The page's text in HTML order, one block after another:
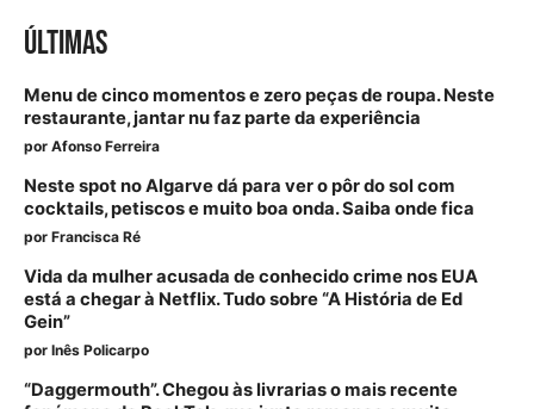
ÚLTIMAS
Menu de cinco momentos e zero peças de roupa. Neste
restaurante, jantar nu faz parte da experiência
por Afonso Ferreira
Neste spot no Algarve dá para ver o pôr do sol com
cocktails, petiscos e muito boa onda. Saiba onde fica
por Francisca Ré
Vida da mulher acusada de conhecido crime nos EUA
está a chegar à Netflix. Tudo sobre “A História de Ed
Gein”
por Inês Policarpo
“Daggermouth”. Chegou às livrarias o mais recente